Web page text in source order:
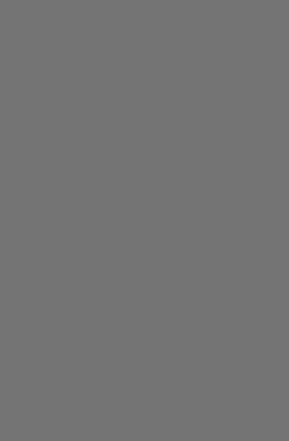
BPM)*4*(Start-1);
BPM)*4*(Start-1);